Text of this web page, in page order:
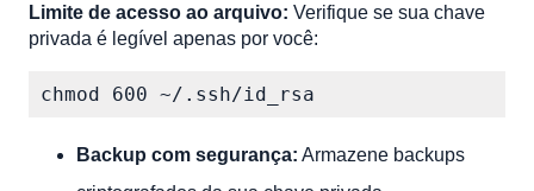
Limite de acesso ao arquivo: Verifique se sua chave
privada é legível apenas por você:
chmod 600 ~/.ssh/id_rsa
Backup com segurança: Armazene backups